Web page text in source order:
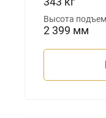
Высота
2 399 мм